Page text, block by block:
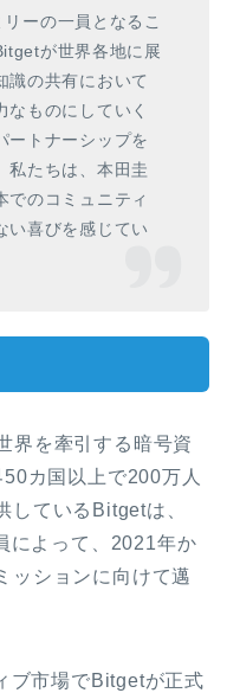
リーの一員となるこ
が世界各地に展
識の共有において
ものにしていく
ートナーシップを
私たちは、本田圭
でのコミュニティ
い喜びを感じてい
界を牽引する暗号資
50カ国以上で200万人
している Bitgetは、
によって、 2021年か
ッションに向けて邁
ブ市場でBitgetが正式